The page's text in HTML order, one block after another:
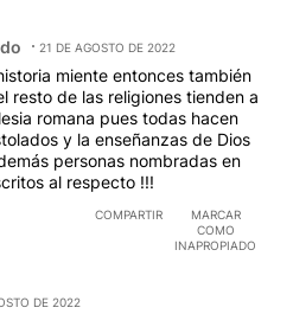
21 DE AGOSTO DE 2022
miente entonces también
resto de las religiones tienden a
romana pues todas hacen
y la enseñanzas de Dios
personas nombradas en
al respecto !!!
COMPARTIR
MARCAR
COMO
INAPROPIADO
DE 2022